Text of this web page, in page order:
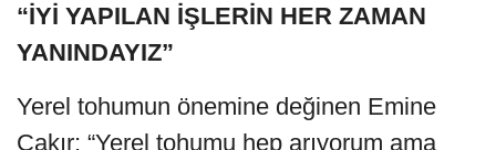
“İYİ YAPILAN İŞLERİN HER ZAMAN
YANINDAYIZ”
Yerel tohumun önemine değinen Emine
Çakır; “Yerel tohumu hep arıyorum ama